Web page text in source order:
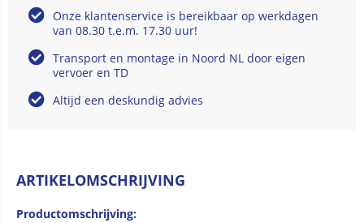
Onze klantenservice is bereikbaar op werkdagen
van 08.30 t.e.m. 17.30 uur!
Transport en montage in Noord NL door eigen
vervoer en TD
Altijd een deskundig advies
ARTIKELOMSCHRIJVING
Productomschrijving: